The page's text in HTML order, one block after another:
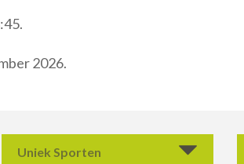
2026.
Uniek Sporten